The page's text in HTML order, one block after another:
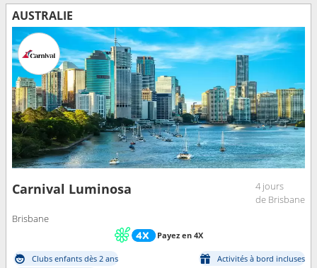
AUSTRALIE
Carnival Luminosa
4 jours
de Brisbane
Brisbane
Payez en 4X
Clubs enfants dès 2 ans
Activités à bord incluses